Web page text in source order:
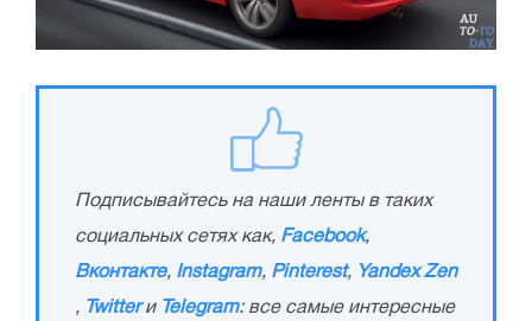
Подписывайтесь на наши ленты в таких
социальных сетях как, Facebook,
Вконтакте, Instagram, Pinterest, Yandex Zen
, Twitterи Telegram: все самые интересные